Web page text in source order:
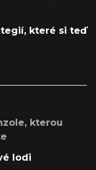
které si teď
kterou
lodi